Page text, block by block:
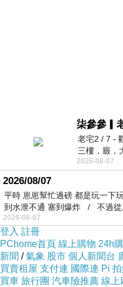
柒參參▎
老宅2 / 7 -
三樓，廄，
個人整整齊
2026-08-07
2026/08/07
平時 崽崽幫忙過磅 都是玩一下
到水泄不通 塞到爆炸 / 不過從
2026-08-07
登入 註冊
PChome首頁 線上購物 24h
新聞 /氣象 股市 個人新聞台
買賣租屋 支付連 國際連 Pi
買車 旅行團 汽車險推薦 線上